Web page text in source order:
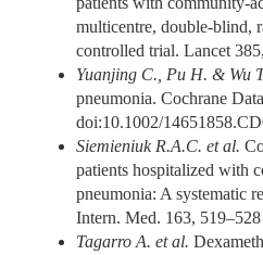
multicentre, double-blind,
controlled trial. Lancet
Yuanjing C., Pu H. & Wu
pneumonia. Cochrane
doi:10.1002/
Siemieniuk R.A.C. et al.
patients hospitalized with
pneumonia: A systematic
Intern. Med. 163,
Tagarro A. et al.